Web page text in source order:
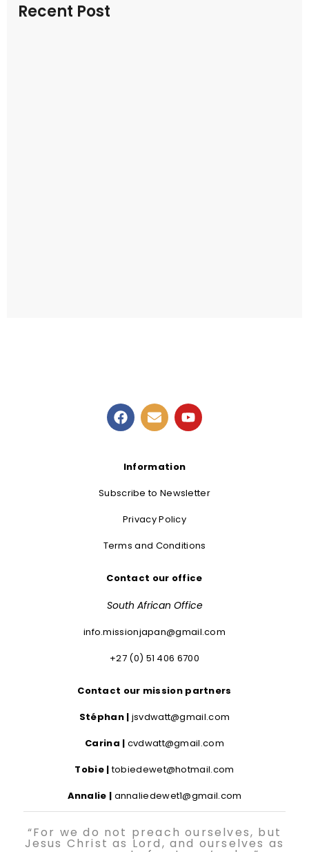
Recent Post
Information
Subscribe to Newsletter
Privacy Policy
Terms and Conditions
Contact our office
South African Office
info.missionjapan@gmail.com
+27 (0) 51 406 6700
Contact our mission partners
Stéphan | jsvdwatt@gmail.com
Carina | cvdwatt@gmail.com
Tobie |tobiedewet@hotmail.com
Annalie | annaliedewet1@gmail.com
“For we do not preach ourselves, but
Jesus Christ as Lord, and ourselves as